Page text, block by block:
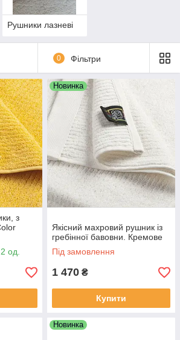
Рушники лазневі
0 Фільтри
з
од.
Новинка
Якісний махровий рушник із
гребінної бавовни. Кремове
Під замовлення
1 470 ₴
Купити
Новинка